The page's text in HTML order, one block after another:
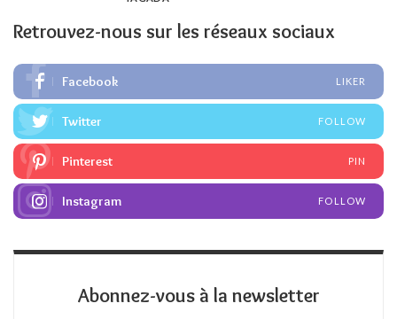
Retrouvez-nous sur les réseaux sociaux
Facebook LIKER
Twitter FOLLOW
Pinterest PIN
Instagram FOLLOW
Abonnez-vous à la newsletter